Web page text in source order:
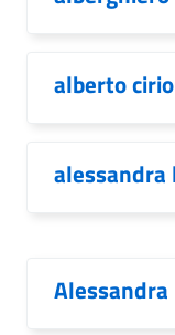
alberto cirio